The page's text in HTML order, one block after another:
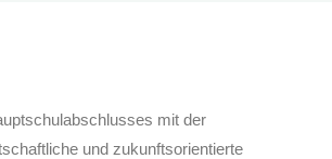
mit der
und zukunftsorientierte